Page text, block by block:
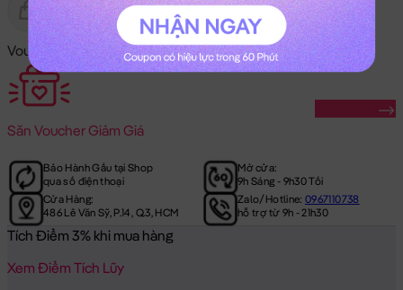
Gửi Tặng Hết Hàng
Voucher Mã Khuyến Mãi:
Săn Voucher Giảm Giá
Bảo Hành Gấu tại Shop
qua số điện thoại
Mở cửa:
9h Sáng - 9h30 Tối
Cửa Hàng:
486 Lê Văn Sỹ, P.14, Q.3, HCM
Zalo/Hotline:0967110738
hỗ trợ từ 9h - 21h30
Tích Điểm 3% khi mua hàng
Xem Điểm Tích Lũy